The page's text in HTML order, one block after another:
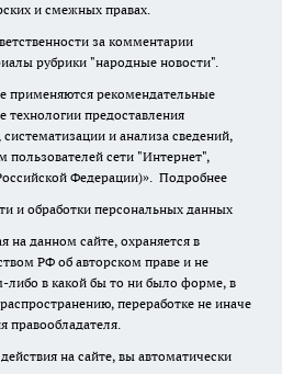
и смежных правах.
за комментарии
рубрики "народные новости".
применяются рекомендательные
предоставления
и анализа сведений,
пользователей сети "Интернет",
Федерации)». Подробнее
и обработки персональных данных
данном сайте, охраняется в
РФ об авторском праве и не
либо в какой бы то ни было форме, в
переработке не иначе
правообладателя.
на сайте, вы автоматически